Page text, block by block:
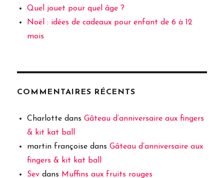
Quel jouet pour quel âge ?
Noël : idées de cadeaux pour enfant de 6 à 12
mois
COMMENTAIRES RÉCENTS
Charlotte dansGâteau d’anniversaire aux fingers
& kit kat ball
martin françoise dansGâteau d’anniversaire aux
fingers & kit kat ball
Sev dans Muffins aux fruits rouges